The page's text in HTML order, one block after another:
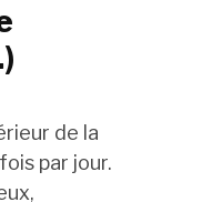
de la
par jour.